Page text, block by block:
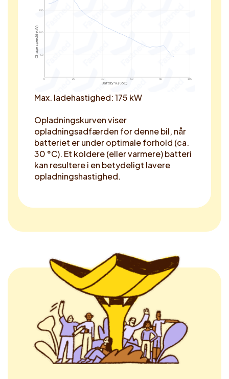
0 20 40 60 80 100
50
100
150
Battery % (SoC)
Charge speed (in kW)
Max. ladehastighed: 175 kW
Opladningskurven viser
opladningsadfærden for denne bil, når
batteriet er under optimale forhold (ca.
30 °C). Et koldere (eller varmere) batteri
kan resultere i en betydeligt lavere
opladningshastighed.